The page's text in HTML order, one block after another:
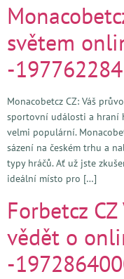
světem
-
Monacobetcz CZ: Váš
sportovní události a hraní
velmi populární.
sázení na českém trhu a
typy hráčů. Ať už jste
ideální místo pro […]
Forbetcz
vědět o
-